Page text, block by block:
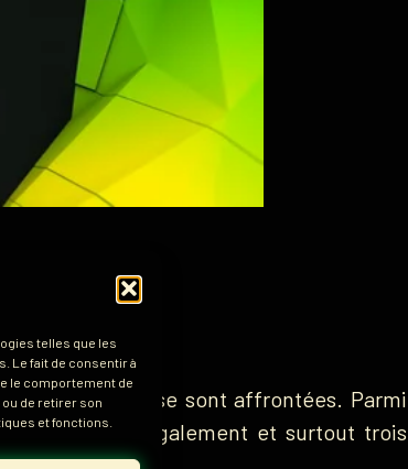
telles que les
Le fait de consentir à
le comportement de
ou de retirer son
et fonctions.
16 équipes qui
se sont affrontées. Parmi
Legacymais également et surtout trois